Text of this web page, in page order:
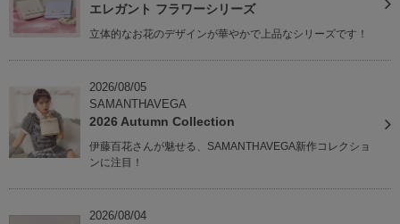
エレガント フラワーシリーズ
立体的なお花のデザインが華やかで上品なシリーズです！
2026/08/05
SAMANTHAVEGA
2026 Autumn Collection
伊藤百花さんが魅せる、SAMANTHAVEGA新作コレクショ
ンに注目！
2026/08/04